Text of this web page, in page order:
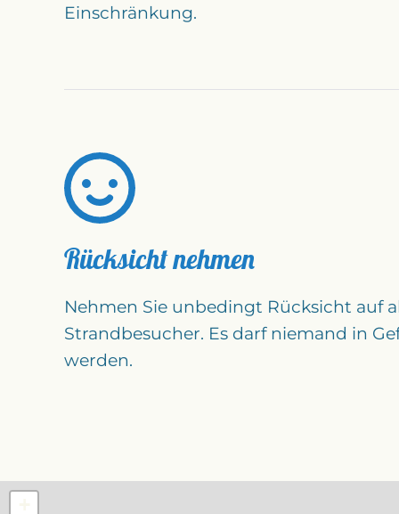
Einschränkung.
Rücksicht nehmen
Nehmen Sie unbedingt Rücksicht auf
Strandbesucher. Es darf niemand in
werden.